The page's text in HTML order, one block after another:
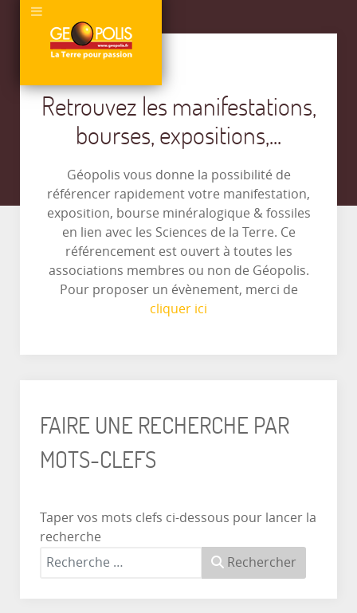
Retrouvez les manifestations,
bourses, expositions,...
Géopolis vous donne la possibilité de
référencer rapidement votre manifestation,
exposition, bourse minéralogique & fossiles
en lien avec les Sciences de la Terre. Ce
référencement est ouvert à toutes les
associations membres ou non de Géopolis.
Pour proposer un évènement, merci de
cliquer ici
FAIRE UNE RECHERCHE PAR
MOTS-CLEFS
Taper vos mots clefs ci-dessous pour lancer la
recherche
Rechercher